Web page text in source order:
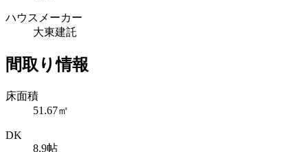
ハウスメーカー
大東建託
間取り情報
床面積
51.67㎡
DK
8.9帖